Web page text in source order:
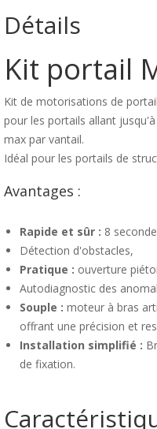
Détails
Kit portail
Kit de motorisations de
pour les portails allant
max par vantail.
Idéal pour les portails de
Avantages :
Rapide et sûr : 8
Détection d'obstacles,
Pratique : ouverture
Autodiagnostic des
Souple : moteur à bras
offrant une précision et
Installation simplifié :
de fixation.